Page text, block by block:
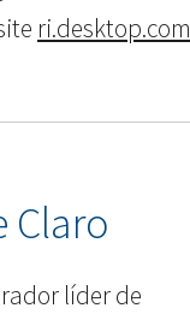
ri.desktop.com
Claro
líder de